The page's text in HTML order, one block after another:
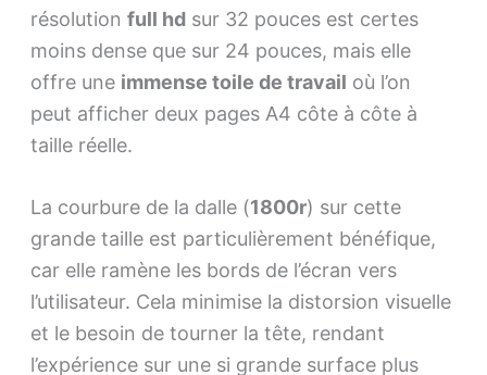
résolution full hdsur 32 pouces est certes
moins dense que sur 24 pouces, mais elle
offre une immense toile de travail où l’on
peut afficher deux pages A4 côte à côte à
taille réelle.
La courbure de la dalle (1800r) sur cette
grande taille est particulièrement bénéfique,
car elle ramène les bords de l’écran vers
l’utilisateur. Cela minimise la distorsion visuelle
et le besoin de tourner la tête, rendant
l’expérience sur une si grande surface plus